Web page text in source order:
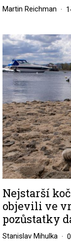
Martin Reichman
Image
Nejstarší
objevili ve
pozůstatky
Stanislav Mihulka